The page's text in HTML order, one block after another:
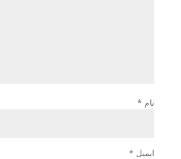
نام *
ایمیل *